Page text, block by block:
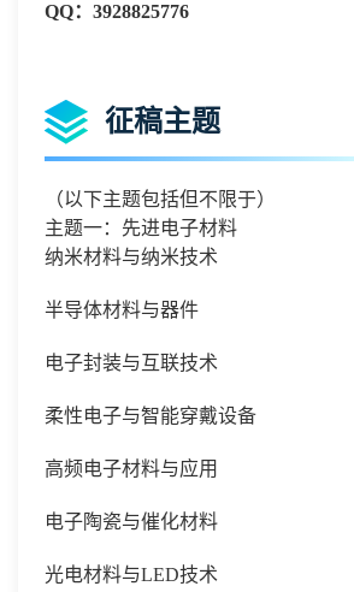
QQ： 3928825776
征稿主题
（以下主题包括但不限于）
主题一：先进电子材料
纳米材料与纳米技术
半导体材料与器件
电子封装与互联技术
柔性电子与智能穿戴设备
高频电子材料与应用
电子陶瓷与催化材料
光电材料与LED技术